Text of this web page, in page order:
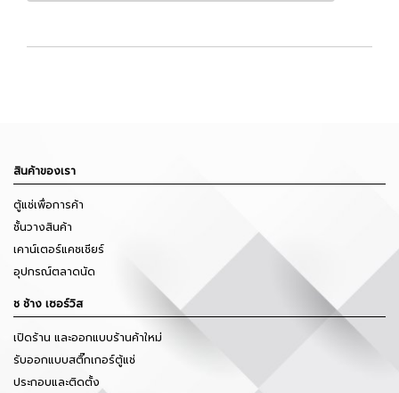
สินค้าของเรา
ตู้แช่เพื่อการค้า
ชั้นวางสินค้า
เคาน์เตอร์แคชเชียร์
อุปกรณ์ตลาดนัด
ช ช้าง เซอร์วิส
เปิดร้าน และออกแบบร้านค้าใหม่
รับออกแบบสติ๊กเกอร์ตู้แช่
ประกอบและติดตั้ง